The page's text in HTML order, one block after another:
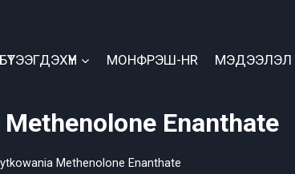
БҮТЭЭГДЭХҮҮН МОНФРЭШ-HR МЭДЭЭЛЭЛ
Enanthate
Methenolone Enanthate